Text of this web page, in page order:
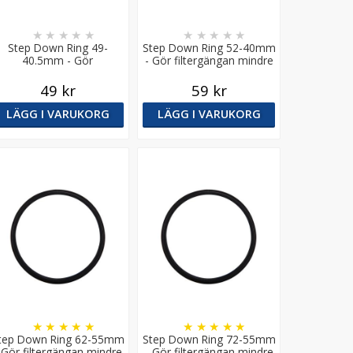
Step Down Ring 49-
40.5mm - Gör
★ ★ ★ ★ ★
49 kr
LÄGG I VARUKORG
Step Down Ring 52-40mm
- Gör filtergängan mindre
★ ★ ★ ★ ★
59 kr
LÄGG I VARUKORG
Down Ring 62-55mm
★ ★ ★ ★ ★
Step Down Ring 72-55mm
★ ★ ★ ★ ★